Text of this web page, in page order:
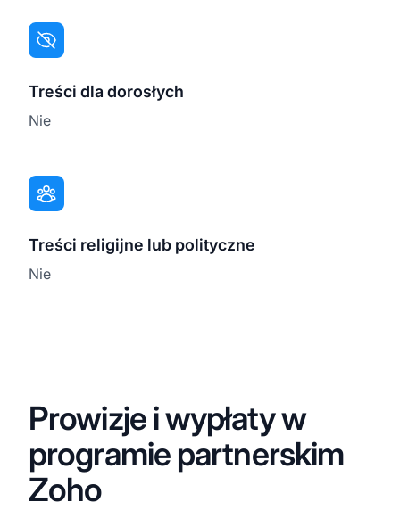
Treści dla dorosłych
Nie
Treści religijne lub polityczne
Nie
Prowizje i wypłaty w
programie partnerskim
Zoho